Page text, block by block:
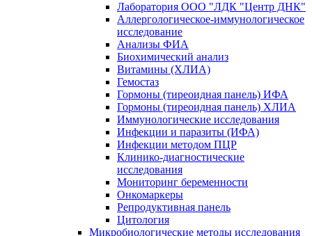
Лаборатория ООО "ЛДК "Центр ДНК"
Аллергологическое-иммунологическое
исследование
Анализы ФИА
Биохимический анализ
Витамины (ХЛИА)
Гемостаз
Гормоны (тиреоидная панель) ИФА
Гормоны (тиреоидная панель) ХЛИА
Иммунологические исследования
Инфекции и паразиты (ИФА)
Инфекции методом ПЦР
Клинико-диагностические
исследования
Мониторинг беременности
Онкомаркеры
Репродуктивная панель
Цитология
Микробиологические методы исследования